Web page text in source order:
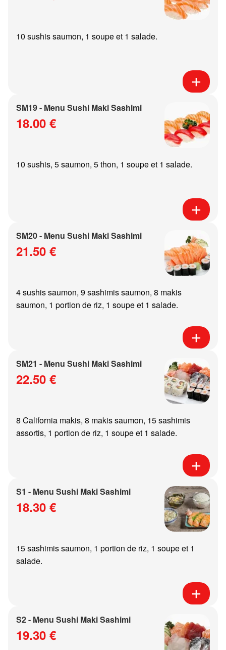
10 sushis saumon, 1 soupe et 1 salade.
SM19 - Menu Sushi Maki Sashimi
18.00 €
10 sushis, 5 saumon, 5 thon, 1 soupe et 1 salade.
SM20 - Menu Sushi Maki Sashimi
21.50 €
4 sushis saumon, 9 sashimis saumon, 8 makis
saumon, 1 portion de riz, 1 soupe et 1 salade.
SM21 - Menu Sushi Maki Sashimi
22.50 €
8 California makis, 8 makis saumon, 15 sashimis
assortis, 1 portion de riz, 1 soupe et 1 salade.
S1 - Menu Sushi Maki Sashimi
18.30 €
15 sashimis saumon, 1 portion de riz, 1 soupe et 1
salade.
S2 - Menu Sushi Maki Sashimi
19.30 €